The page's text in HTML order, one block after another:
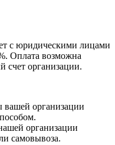
с юридическими лицами
Оплата возможна
счет организации.
вашей организации
организации
самовывоза.